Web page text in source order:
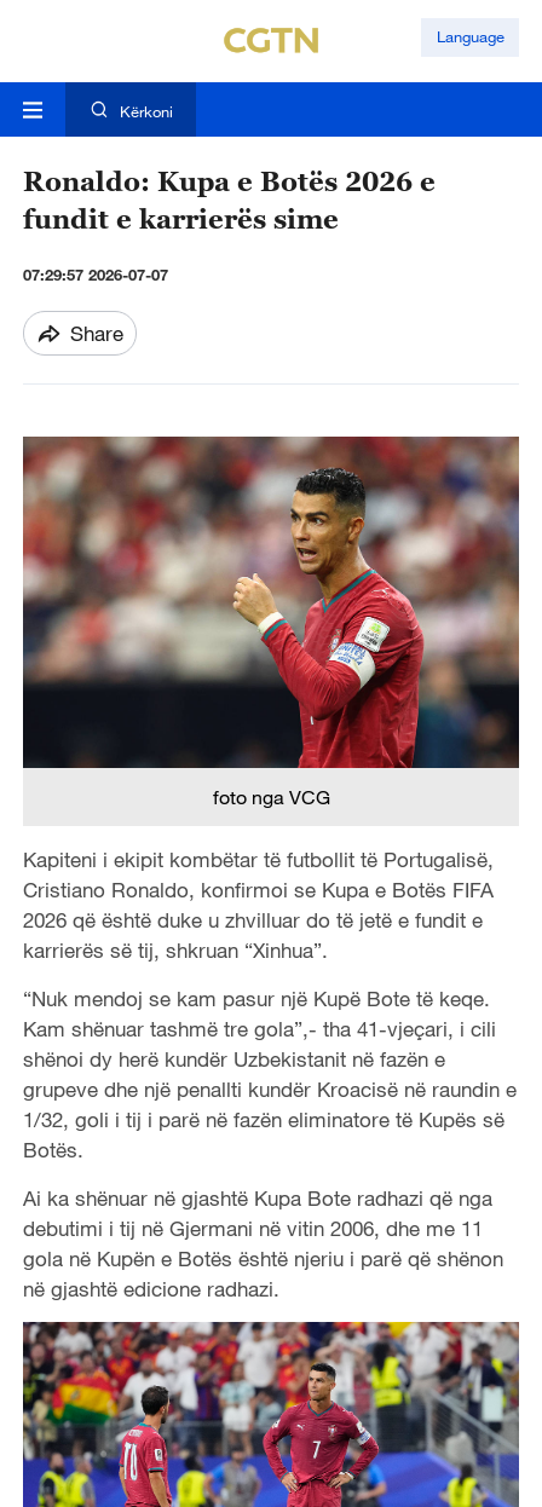
Language
Kërkoni
Ronaldo: Kupa e Botës 2026 e
fundit e karrierës sime
07:29:57 2026-07-07
Share
foto nga VCG
Kapiteni i ekipit kombëtar të futbollit të Portugalisë,
Cristiano Ronaldo, konfirmoi se Kupa e Botës FIFA
2026 që është duke u zhvilluar do të jetë e fundit e
karrierës së tij, shkruan “Xinhua”.
“Nuk mendoj se kam pasur një Kupë Bote të keqe.
Kam shënuar tashmë tre gola”,- tha 41-vjeçari, i cili
shënoi dy herë kundër Uzbekistanit në fazën e
grupeve dhe një penallti kundër Kroacisë në raundin e
1/32, goli i tij i parë në fazën eliminatore të Kupës së
Botës.
Ai ka shënuar në gjashtë Kupa Bote radhazi që nga
debutimi i tij në Gjermani në vitin 2006, dhe me 11
gola në Kupën e Botës është njeriu i parë që shënon
në gjashtë edicione radhazi.